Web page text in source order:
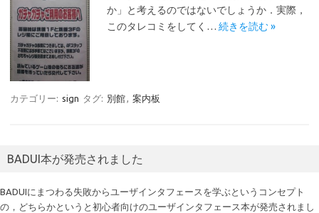
か」と考えるのではないでしょうか．実際，
このタレコミをしてく… 続きを読む »
カテゴリー: sign タグ: 別館, 案内板
BADUI本が発売されました
BADUIにまつわる失敗からユーザインタフェースを学ぶというコンセプト
の，どちらかというと初心者向けのユーザインタフェース本が発売されまし